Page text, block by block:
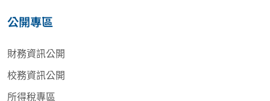
公開專區
財務資訊公開
校務資訊公開
所得稅專區